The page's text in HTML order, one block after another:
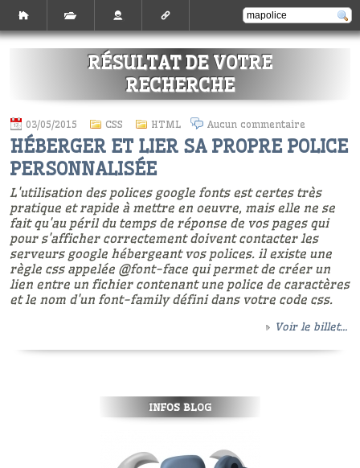
RÉSULTAT DE VOTRE
RECHERCHE
03/05/2015 CSS HTML Aucun commentaire
HÉBERGER ET LIER SA PROPRE POLICE
PERSONNALISÉE
L'utilisation des polices google fonts est certes très
pratique et rapide à mettre en oeuvre, mais elle ne se
fait qu'au péril du temps de réponse de vos pages qui
pour s'afficher correctement doivent contacter les
serveurs google hébergeant vos polices. il existe une
règle css appelée @font-face qui permet de créer un
lien entre un fichier contenant une police de caractères
et le nom d'un font-family défini dans votre code css.
Voir le billet...
INFOS BLOG